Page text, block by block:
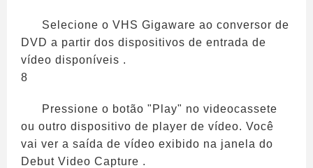
Selecione o VHS Gigaware ao conversor de
DVD a partir dos dispositivos de entrada de
vídeo disponíveis .
8
Pressione o botão "Play" no videocassete
ou outro dispositivo de player de vídeo. Você
vai ver a saída de vídeo exibido na janela do
Debut Video Capture .